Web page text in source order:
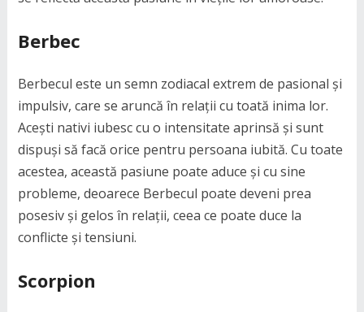
Berbec
Berbecul este un semn zodiacal extrem de pasional și
impulsiv, care se aruncă în relații cu toată inima lor.
Acești nativi iubesc cu o intensitate aprinsă și sunt
dispuși să facă orice pentru persoana iubită. Cu toate
acestea, această pasiune poate aduce și cu sine
probleme, deoarece Berbecul poate deveni prea
posesiv și gelos în relații, ceea ce poate duce la
conflicte și tensiuni.
Scorpion